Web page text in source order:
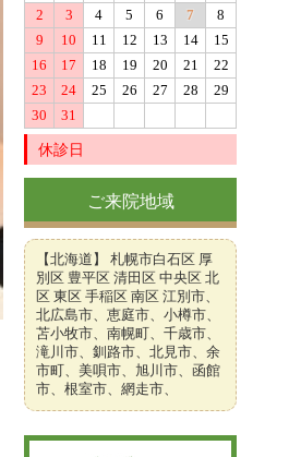
2
3 4 5 6 7
8
9
10 11 12 13 14
15
16
17 18 19 20 21
22
23
24 25 26 27 28
29
30
31
休診日
ご来院地域
【北海道】 札幌市白石区 厚
別区 豊平区 清田区 中央区 北
区 東区 手稲区 南区 江別市、
北広島市、恵庭市、小樽市、
苫小牧市、南幌町、千歳市、
滝川市、釧路市、北見市、余
市町、美唄市、旭川市、函館
市、根室市、網走市、